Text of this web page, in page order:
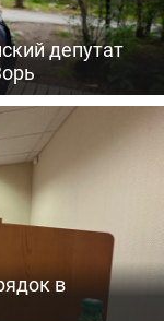
депутат
в